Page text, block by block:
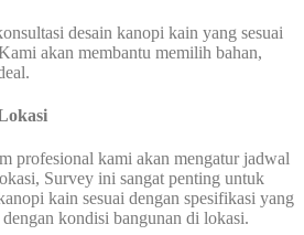
desain kanopi kain yang sesuai
akan membantu memilih bahan,
profesional kami akan mengatur jadwal
Survey ini sangat penting untuk
kain sesuai dengan spesifikasi yang
kondisi bangunan di lokasi.